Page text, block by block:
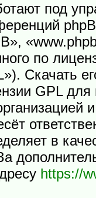
под
по
Скачать
GPL
в
https://